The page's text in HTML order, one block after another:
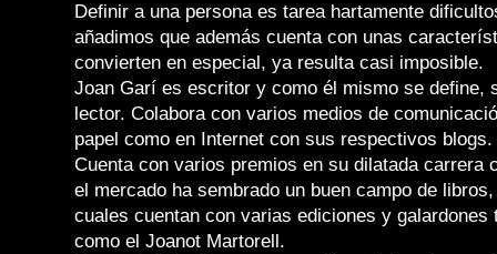
Definir a una persona es tarea hartamente
añadimos que además cuenta con unas
convierten en especial, ya resulta casi imposible.
Joan Garí es escritor y como él mismo se define,
lector. Colabora con varios medios de
papel como en Internet con sus respectivos blogs.
Cuenta con varios premios en su dilatada carrera
el mercado ha sembrado un buen campo de
cuales cuentan con varias ediciones y galardones
como el Joanot Martorell.